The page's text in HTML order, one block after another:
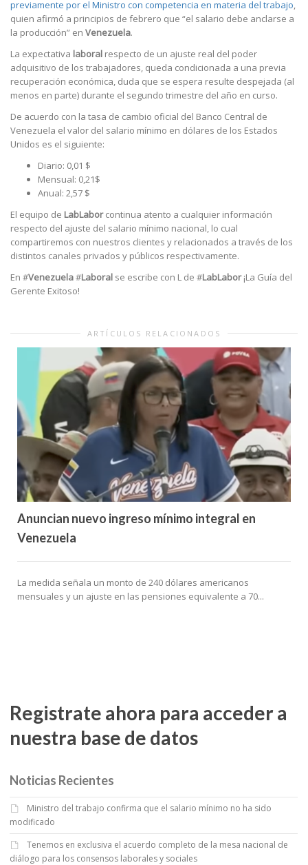
previamente por el Ministro con competencia en materia del trabajo
quien afirmó a principios de febrero que “el salario debe anclarse a
la producción” en Venezuela.
La expectativa laboral respecto de un ajuste real del poder
adquisitivo de los trabajadores, queda condicionada a una previa
recuperación económica, duda que se espera resulte despejada (al
menos en parte) durante el segundo trimestre del año en curso.
De acuerdo con la tasa de cambio oficial del Banco Central de
Venezuela el valor del salario mínimo en dólares de los Estados
Unidos es el siguiente:
Diario: 0,01 $
Mensual: 0,21$
Anual: 2,57 $
El equipo de LabLaborcontinua atento a cualquier información
respecto del ajuste del salario mínimo nacional, lo cual
compartiremos con nuestros clientes y relacionados a través de los
distintos canales privados y públicos respectivamente.
En #Venezuela#Laboral se escribe con L de #LabLabor¡La Guía del
Gerente Exitoso!
ARTÍCULOS RELACIONADOS
Anuncian nuevo ingreso mínimo integral en
Venezuela
La medida señala un monto de 240 dólares americanos
mensuales y un ajuste en las pensiones equivalente a 70...
Registrate ahora para acceder a
nuestra base de datos
Noticias Recientes
Ministro del trabajo confirma que el salario mínimo no ha sido
modificado
Tenemos en exclusiva el acuerdo completo de la mesa nacional de
diálogo para los consensos laborales y sociales